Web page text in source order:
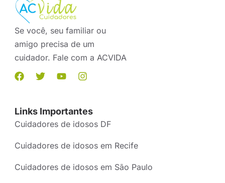
Se você, seu familiar ou
amigo precisa de um
cuidador. Fale com a ACVIDA
Links Importantes
Cuidadores de idosos DF
Cuidadores de idosos em Recife
Cuidadores de idosos em São Paulo